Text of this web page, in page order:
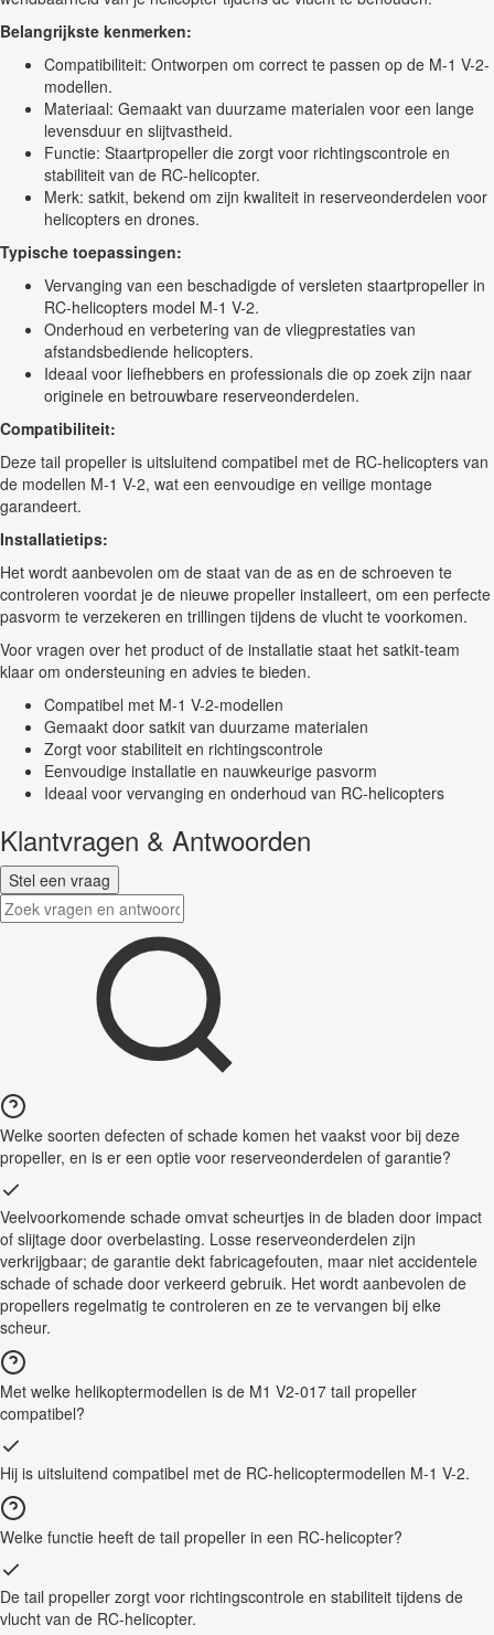
Belangrijkste kenmerken:
Compatibiliteit: Ontworpen om correct te passen op de M-1 V-2-
modellen.
Materiaal: Gemaakt van duurzame materialen voor een lange
levensduur en slijtvastheid.
Functie: Staartpropeller die zorgt voor richtingscontrole en
stabiliteit van de RC-helicopter.
Merk: satkit, bekend om zijn kwaliteit in reserveonderdelen voor
helicopters en drones.
Typische toepassingen:
Vervanging van een beschadigde of versleten staartpropeller in
RC-helicopters model M-1 V-2.
Onderhoud en verbetering van de vliegprestaties van
afstandsbediende helicopters.
Ideaal voor liefhebbers en professionals die op zoek zijn naar
originele en betrouwbare reserveonderdelen.
Compatibiliteit:
Deze tail propeller is uitsluitend compatibel met de RC-helicopters van
de modellen M-1 V-2, wat een eenvoudige en veilige montage
garandeert.
Installatietips:
Het wordt aanbevolen om de staat van de as en de schroeven te
controleren voordat je de nieuwe propeller installeert, om een perfecte
pasvorm te verzekeren en trillingen tijdens de vlucht te voorkomen.
Voor vragen over het product of de installatie staat het satkit-team
klaar om ondersteuning en advies te bieden.
Compatibel met M-1 V-2-modellen
Gemaakt door satkit van duurzame materialen
Zorgt voor stabiliteit en richtingscontrole
Eenvoudige installatie en nauwkeurige pasvorm
Ideaal voor vervanging en onderhoud van RC-helicopters
Klantvragen & Antwoorden
Stel een vraag
Welke soorten defecten of schade komen het vaakst voor bij deze
propeller, en is er een optie voor reserveonderdelen of garantie?
Veelvoorkomende schade omvat scheurtjes in de bladen door impact
of slijtage door overbelasting. Losse reserveonderdelen zijn
verkrijgbaar; de garantie dekt fabricagefouten, maar niet accidentele
schade of schade door verkeerd gebruik. Het wordt aanbevolen de
propellers regelmatig te controleren en ze te vervangen bij elke
scheur.
Met welke helikoptermodellen is de M1 V2-017 tail propeller
compatibel?
Hij is uitsluitend compatibel met de RC-helicoptermodellen M-1 V-2.
Welke functie heeft de tail propeller in een RC-helicopter?
De tail propeller zorgt voor richtingscontrole en stabiliteit tijdens de
vlucht van de RC-helicopter.